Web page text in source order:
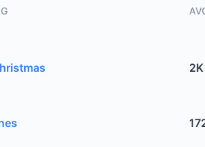
2K